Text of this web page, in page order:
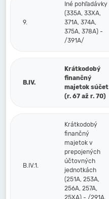
9.
Iné pohľadávky
(335A, 33XA,
371A, 374A,
375A, 378A) -
/391A/
B.IV.
Krátkodobý
finančný
majetok súčet
(r. 67 až r. 70)
B.IV.1.
Krátkodobý
finančný
majetok v
prepojených
účtovných
jednotkách
(251A, 253A,
256A, 257A,
25XA) - /291A,